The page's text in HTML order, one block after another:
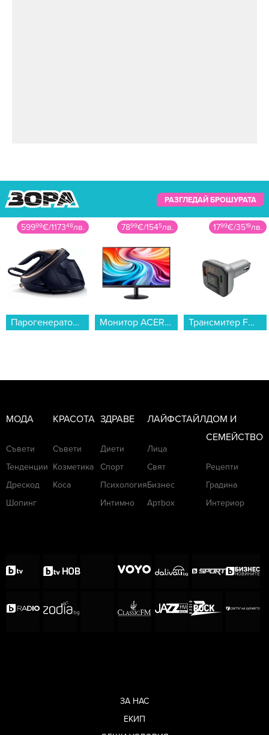
РАЗГЛЕДАЙ БРОШУРАТА
7899€/1545лв.
Монитор ACER SA242YH1bi UM.QS2EE.109 , 23.80...
1799€/3519лв.
Трансмитер FM Hama 14169...
1399 99€/273815лв.
Телевизор LG OLED55C61LA , 139 см, 3840x2160 UHD-4K , 55 inch, OLED , Smart TV , Web Os...
МОДА
Съвети
Тенденции
Дрескод
Шопинг
КРАСОТА
Съвети
Козметика
Коса
ЗДРАВЕ
Диети
Спорт
Психология
Интимно
ЛАЙФСТАЙЛ
Лица
Свят
Бизнес
Артbox
ДОМ И
СЕМЕЙСТВО
Рецепти
Градина
Интериор
ЗА НАС
ЕКИП